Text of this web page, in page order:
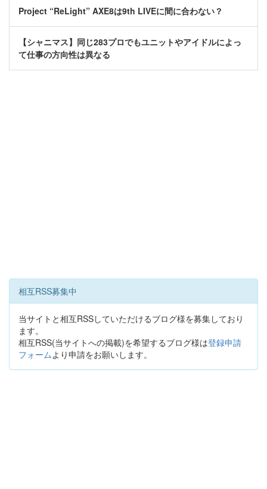
Project “ReLight” AXE8は9th LIVEに間に合わない？
【シャニマス】同じ283プロでもユニットやアイドルによっ
て仕事の方向性は異なる
相互RSS募集中
当サイトと相互RSSしていただけるブログ様を募集しており
ます。
相互RSS(当サイトへの掲載)を希望するブログ様は登録申請
フォームより申請をお願いします。